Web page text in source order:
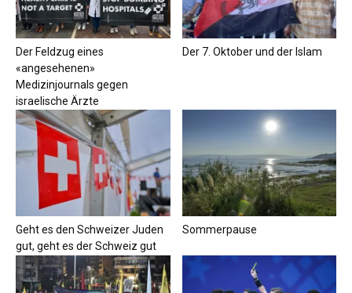
Der Feldzug eines
«angesehenen»
Medizinjournals gegen
israelische Ärzte
Der 7. Oktober und der Islam
Geht es den Schweizer Juden
gut, geht es der Schweiz gut
Sommerpause